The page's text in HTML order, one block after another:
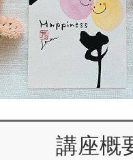
講座概